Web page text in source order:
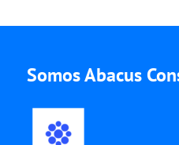
Somos Abacus